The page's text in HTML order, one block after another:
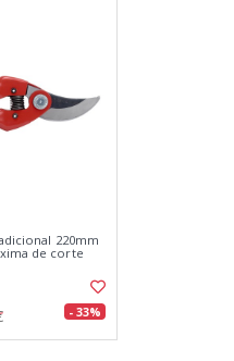
220mm
de corte
- 33%